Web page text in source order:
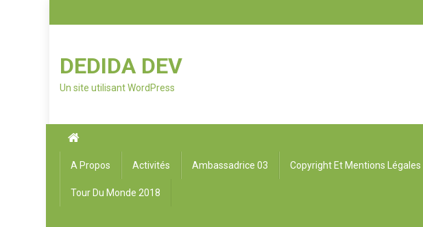
DEDIDA DEV
Un site utilisant WordPress
A Propos Activités Ambassadrice 03 Copyright Et Mentions Légales
Tour Du Monde 2018